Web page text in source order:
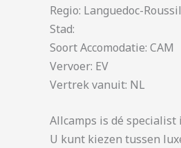
Regio: Languedoc-
Stad:
Soort Accomodatie: CAM
Vervoer: EV
Vertrek vanuit: NL
Allcamps is dé
U kunt kiezen tussen